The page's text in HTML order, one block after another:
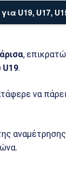
U19, U17,
,
U19.
να